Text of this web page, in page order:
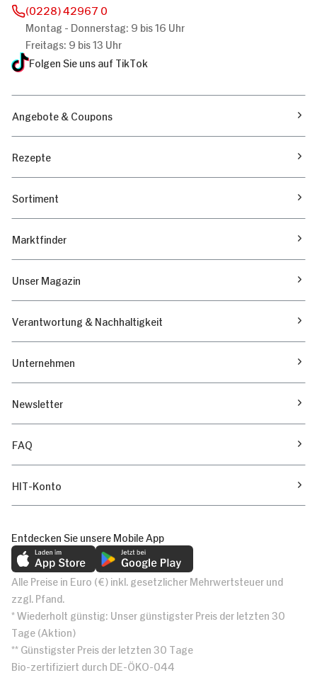
(0228) 42967 0
Montag - Donnerstag: 9 bis 16 Uhr
Freitags: 9 bis 13 Uhr
Folgen Sie uns auf TikTok
Angebote & Coupons
Rezepte
Sortiment
Marktfinder
Unser Magazin
Verantwortung & Nachhaltigkeit
Unternehmen
Newsletter
FAQ
HIT-Konto
Entdecken Sie unsere Mobile App
Alle Preise in Euro (€) inkl. gesetzlicher Mehrwertsteuer und
zzgl. Pfand.
* Wiederholt günstig: Unser günstigster Preis der letzten 30
Tage (Aktion)
** Günstigster Preis der letzten 30 Tage
Bio-zertifiziert durch DE-ÖKO-044